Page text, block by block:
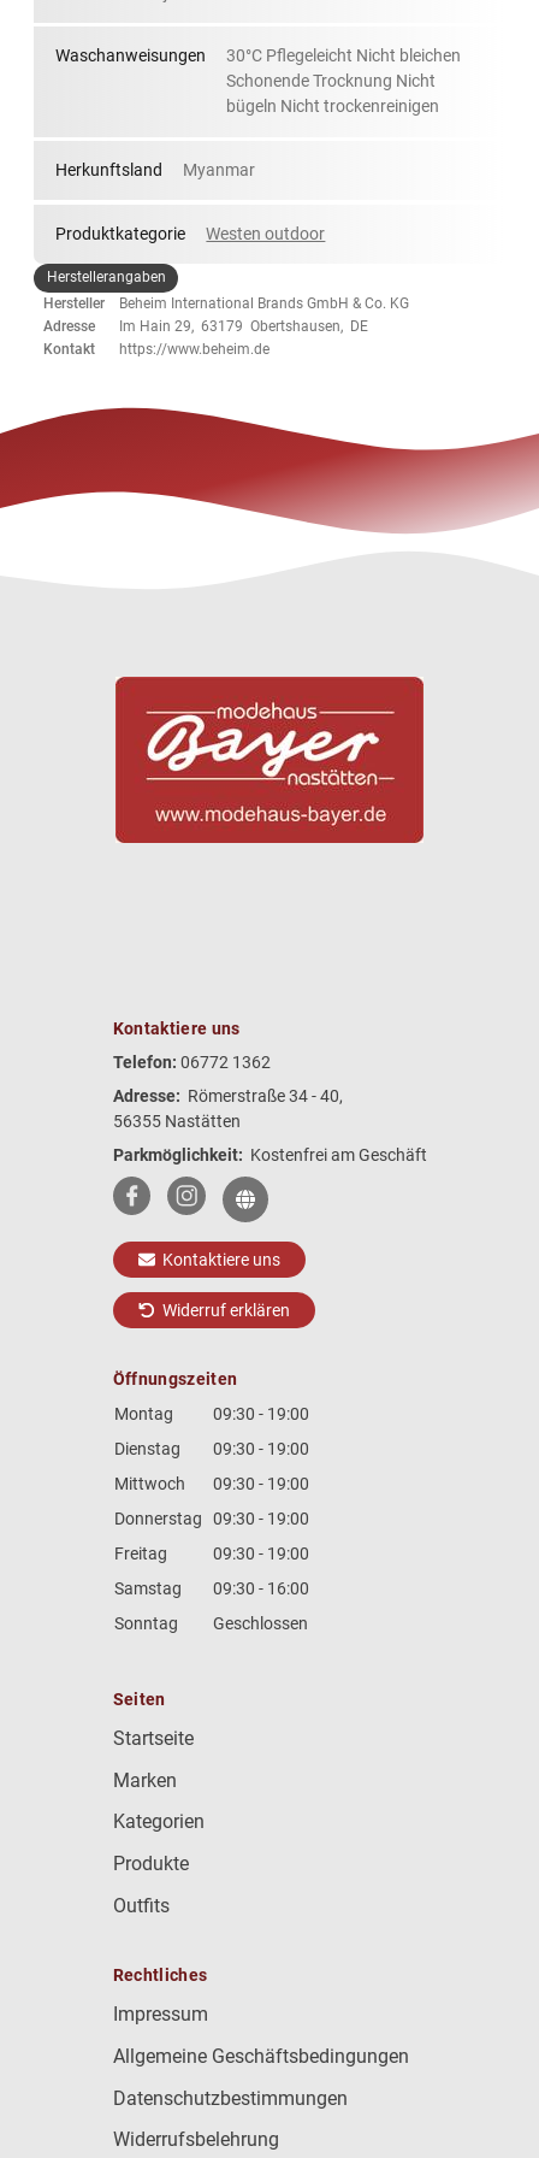
Waschanweisungen
30°C Pflegeleicht Nicht bleichen
Schonende Trocknung Nicht
bügeln Nicht trockenreinigen
Herkunftsland Myanmar
Produktkategorie Westen outdoor
Herstellerangaben
Hersteller
Beheim International Brands GmbH & Co. KG
Adresse
Im Hain 29, 63179 Obertshausen, DE
Kontakt
https://www.beheim.de
Kontaktiere uns
Telefon: 06772 1362
Adresse: Römerstraße 34 - 40,
56355 Nastätten
Parkmöglichkeit: Kostenfrei am Geschäft
Kontaktiere uns
Widerruf erklären
Öffnungszeiten
Montag
09:30 - 19:00
Dienstag
09:30 - 19:00
Mittwoch
09:30 - 19:00
Donnerstag
09:30 - 19:00
Freitag
09:30 - 19:00
Samstag
09:30 - 16:00
Sonntag
Geschlossen
Seiten
Startseite
Marken
Kategorien
Produkte
Outfits
Rechtliches
Impressum
Allgemeine Geschäftsbedingungen
Datenschutzbestimmungen
Widerrufsbelehrung